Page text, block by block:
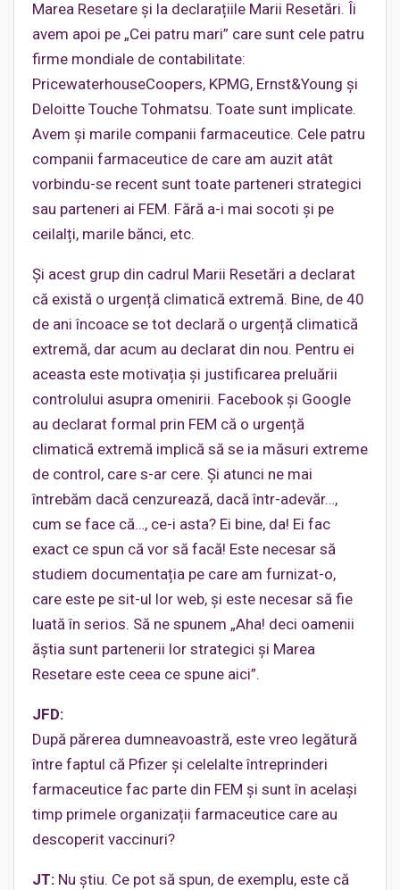
Marea Resetare și la declarațiile Marii Resetări. Îi
avem apoi pe „Cei patru mari” care sunt cele patru
firme mondiale de contabilitate:
PricewaterhouseCoopers, KPMG, Ernst&Young și
Deloitte Touche Tohmatsu. Toate sunt implicate.
Avem și marile companii farmaceutice. Cele patru
companii farmaceutice de care am auzit atât
vorbindu-se recent sunt toate parteneri strategici
sau parteneri ai FEM. Fără a-i mai socoti și pe
ceilalți, marile bănci, etc.
Și acest grup din cadrul Marii Resetări a declarat
că există o urgență climatică extremă. Bine, de 40
de ani încoace se tot declară o urgență climatică
extremă, dar acum au declarat din nou. Pentru ei
aceasta este motivația și justificarea preluării
controlului asupra omenirii. Facebook și Google
au declarat formal prin FEM că o urgență
climatică extremă implică să se ia măsuri extreme
de control, care s-ar cere. Și atunci ne mai
întrebăm dacă cenzurează, dacă într-adevăr…,
cum se face că…, ce-i asta? Ei bine, da! Ei fac
exact ce spun că vor să facă! Este necesar să
studiem documentația pe care am furnizat-o,
care este pe sit-ul lor web, și este necesar să fie
luată în serios. Să ne spunem „Aha! deci oamenii
ăștia sunt partenerii lor strategici și Marea
Resetare este ceea ce spune aici”.
JFD:
După părerea dumneavoastră, este vreo legătură
între faptul că Pfizer și celelalte întreprinderi
farmaceutice fac parte din FEM și sunt în același
timp primele organizații farmaceutice care au
descoperit vaccinuri?
JT: Nu știu. Ce pot să spun, de exemplu, este că